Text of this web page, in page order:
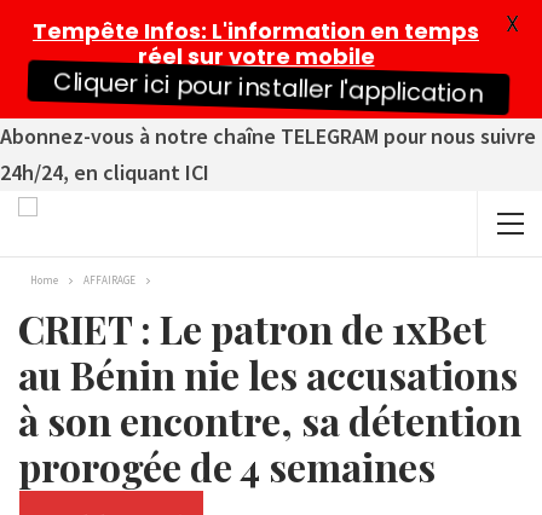
Abonnez-vous à notre chaîne TELEGRAM pour nous suivre
24h/24, en cliquant ICI
Home AFFAIRAGE
CRIET : Le patron de 1xBet
au Bénin nie les accusations
à son encontre, sa détention
prorogée de 4 semaines
Tempête Infos: L'information en temps
réel sur votre mobile
Cliquer ici pour installer l'application
X